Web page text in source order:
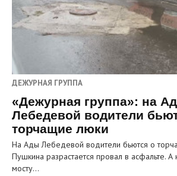
ДЕЖУРНАЯ ГРУППА
«Дежурная группа»: на
Лебедевой водители
торчащие люки
На Ады Лебедевой водители бьются о
Пушкина разрастается провал в асфальте.
мосту…